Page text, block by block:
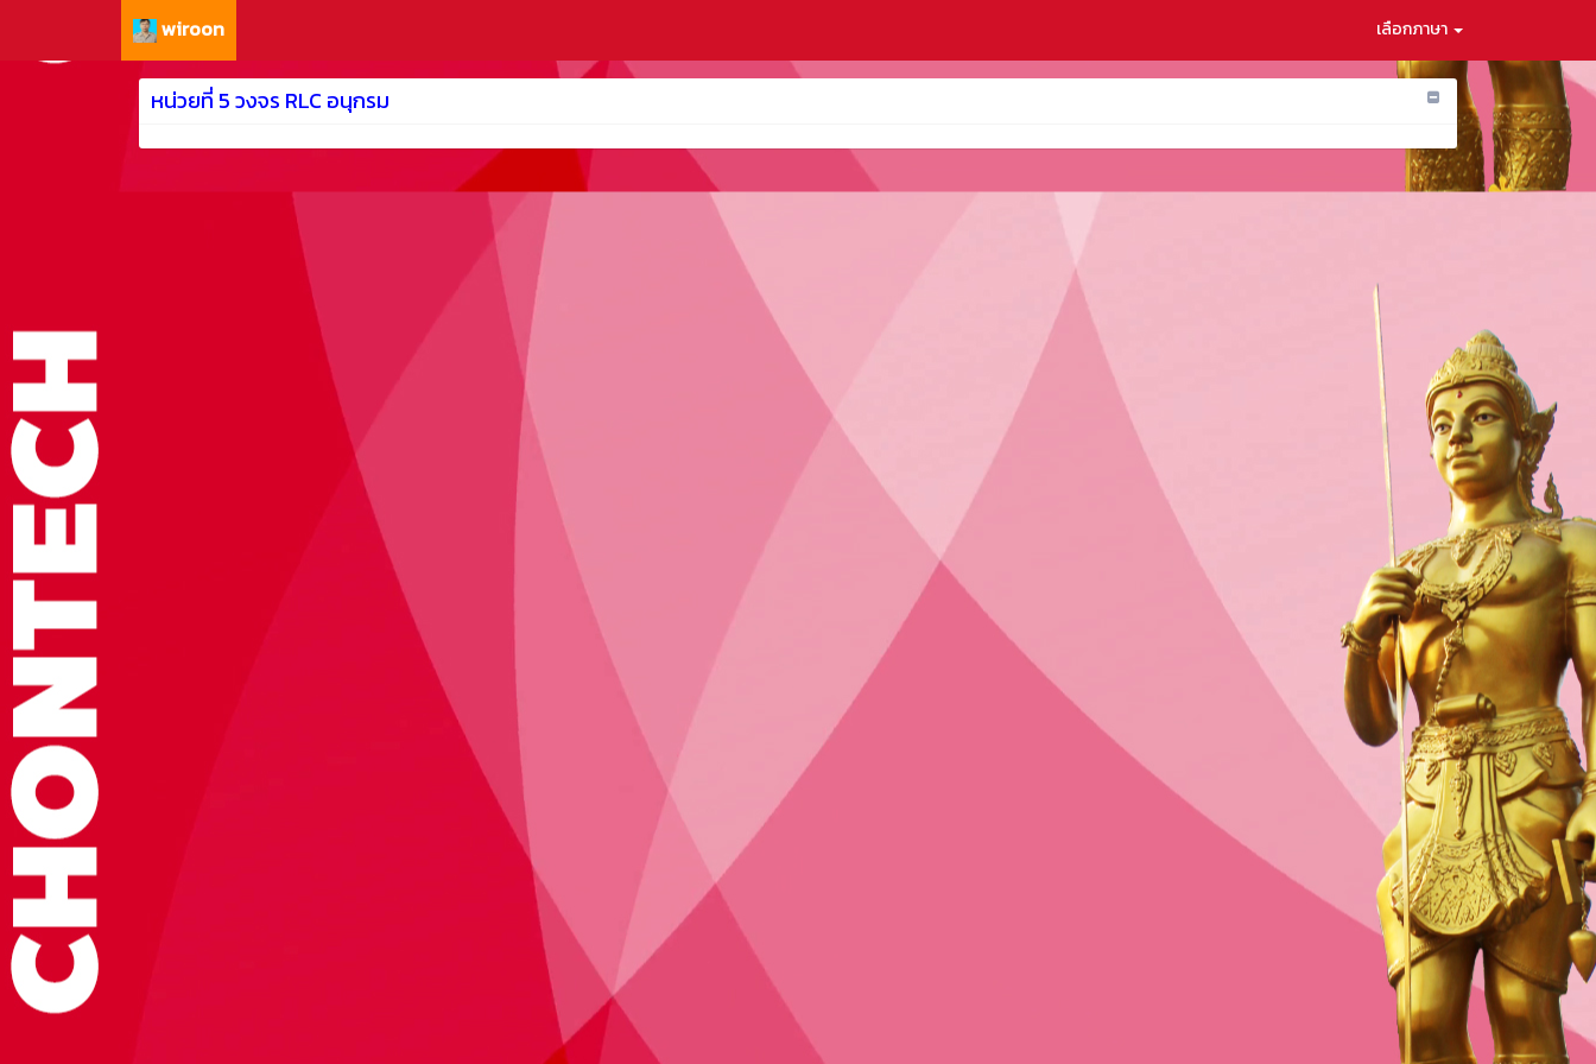
wiroon เลือกภาษา
หน่วยที่ 5 วงจร RLC อนุกรม